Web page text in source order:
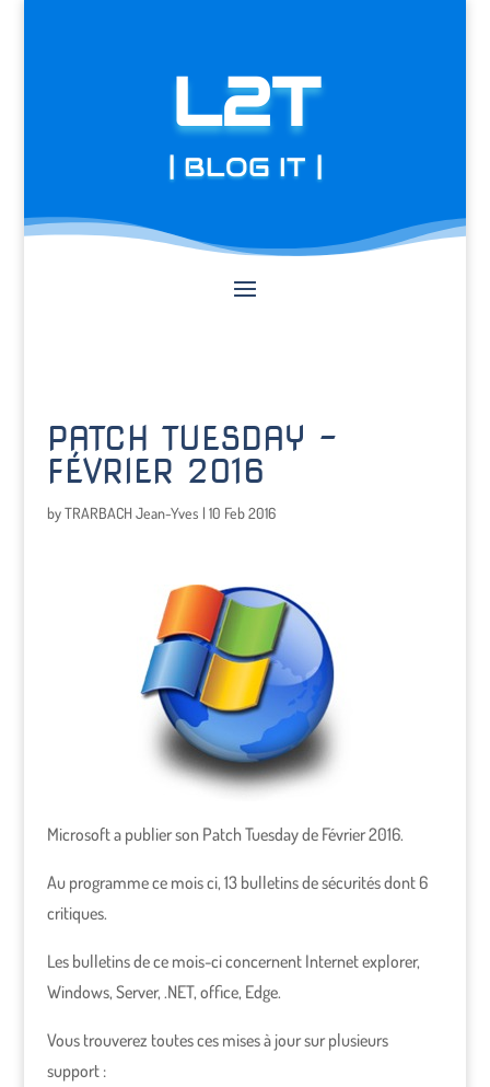
L2T
| BLOG IT |
PATCH TUESDAY –
FÉVRIER 2016
byTRARBACH Jean-Yves | 10 Feb 2016
Microsoft a publier son Patch Tuesday de Février 2016.
Au programme ce mois ci, 13 bulletins de sécurités dont 6
critiques.
Les bulletins de ce mois-ci concernent Internet explorer,
Windows, Server, .NET, office, Edge.
Vous trouverez toutes ces mises à jour sur plusieurs
support :